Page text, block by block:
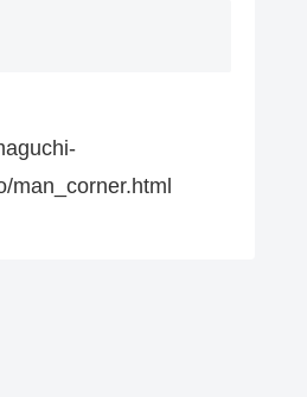
man_corner.html